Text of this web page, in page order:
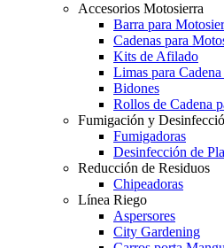
Accesorios Motosierra
Barra para
Cadenas para
Kits de Afilado
Limas para
Bidones
Rollos de Cadena
Fumigación y
Fumigadoras
Desinfección de
Reducción de Residuos
Chipeadoras
Línea Riego
Aspersores
City Gardening